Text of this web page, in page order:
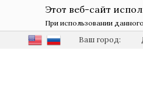
Этот веб-сайт
При использовании
Ваш город: